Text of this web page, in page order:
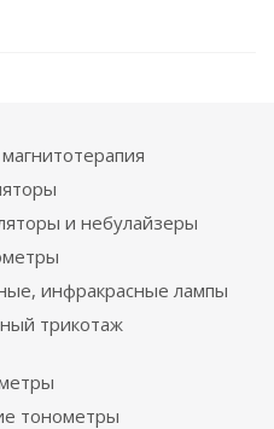
и небулайзеры
инфракрасные лампы
трикотаж
тонометры